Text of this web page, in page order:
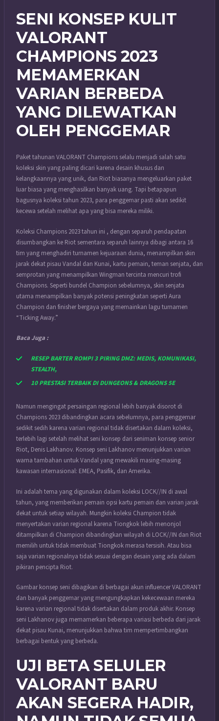
SENI KONSEP KULIT
VALORANT
CHAMPIONS 2023
MEMAMERKAN
VARIAN BERBEDA
YANG DILEWATKAN
OLEH PENGGEMAR
Paket tahunan VALORANT Champions selalu menjadi salah satu
koleksi skin yang paling dicari karena desain khusus dan
kelangkaannya yang unik, dan Riot biasanya mengeluarkan paket
luar biasa yang menghasilkan banyak uang. Tapi betapapun
bagusnya koleksi tahun 2023, para penggemar pasti akan sedikit
kecewa setelah melihat apa yang bisa mereka miliki.
Koleksi Champions 2023 tahun ini , dengan separuh pendapatan
disumbangkan ke Riot sementara separuh lainnya dibagi antara 16
tim yang menghadiri turnamen kejuaraan dunia, menampilkan skin
jarak dekat pisau Vandal dan Kunai, kartu pemain, teman senjata, dan
semprotan yang menampilkan Wingman tercinta mencuri trofi
Champions. Seperti bundel Champion sebelumnya, skin senjata
utama menampilkan banyak potensi peningkatan seperti Aura
Champion dan finisher bergaya yang memainkan lagu turnamen
“Ticking Away.”
Baca Juga :
RESEP BARTER ROMPI 3 PIRING DMZ: MEDIS, KOMUNIKASI,
STEALTH,
10 PRESTASI TERBAIK DI DUNGEONS & DRAGONS 5E
Namun mengingat persaingan regional lebih banyak disorot di
Champions 2023 dibandingkan acara sebelumnya, para penggemar
sedikit sedih karena varian regional tidak disertakan dalam koleksi,
terlebih lagi setelah melihat seni konsep dari seniman konsep senior
Riot, Denis Lakhanov. Konsep seni Lakhanov menunjukkan varian
warna tambahan untuk Vandal yang mewakili masing-masing
kawasan internasional: EMEA, Pasifik, dan Amerika.
Ini adalah tema yang digunakan dalam koleksi LOCK//IN di awal
tahun, yang memberikan pemain opsi kartu pemain dan varian jarak
dekat untuk setiap wilayah. Mungkin koleksi Champion tidak
menyertakan varian regional karena Tiongkok lebih menonjol
ditampilkan di Champion dibandingkan wilayah di LOCK//IN dan Riot
memilih untuk tidak membuat Tiongkok merasa tersisih. Atau bisa
saja varian regionalnya tidak sesuai dengan desain yang ada dalam
pikiran pencipta Riot.
Gambar konsep seni dibagikan di berbagai akun influencer VALORANT
dan banyak penggemar yang mengungkapkan kekecewaan mereka
karena varian regional tidak disertakan dalam produk akhir. Konsep
seni Lakhanov juga memamerkan beberapa variasi berbeda dari jarak
dekat pisau Kunai, menunjukkan bahwa tim mempertimbangkan
berbagai bentuk yang berbeda.
UJI BETA SELULER
VALORANT BARU
AKAN SEGERA HADIR,